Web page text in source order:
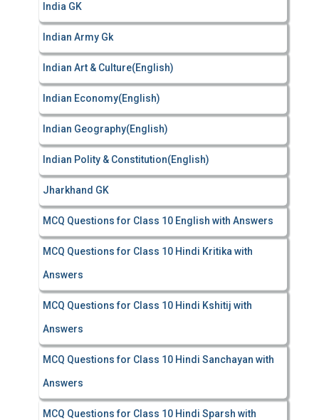
India GK
Indian Army Gk
Indian Art & Culture(English)
Indian Economy(English)
Indian Geography(English)
Indian Polity & Constitution(English)
Jharkhand GK
MCQ Questions for Class 10 English with Answers
MCQ Questions for Class 10 Hindi Kritika with
Answers
MCQ Questions for Class 10 Hindi Kshitij with
Answers
MCQ Questions for Class 10 Hindi Sanchayan with
Answers
MCQ Questions for Class 10 Hindi Sparsh with